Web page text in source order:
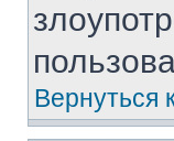
Вернуться